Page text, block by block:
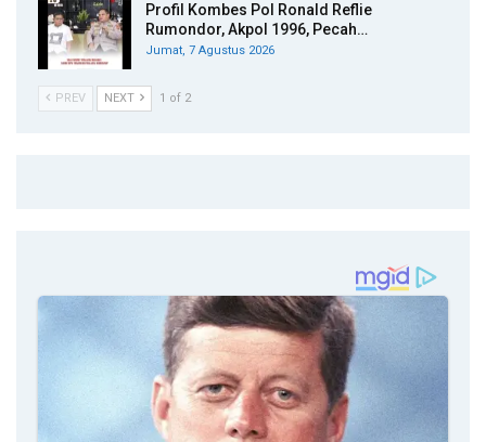
Profil Kombes Pol Ronald Reflie
Rumondor, Akpol 1996, Pecah…
Jumat, 7 Agustus 2026
PREV NEXT 1 of 2